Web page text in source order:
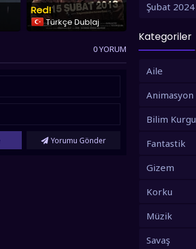
Red!
Türkçe Dublaj
Monstrum
0 YORUM
Yorumu Gönder
1993
1991
Şubat 2024
Kategoriler
Aile
Animasyon
Bilim Kurgu
Fantastik
Gizem
Korku
Müzik
Savaş